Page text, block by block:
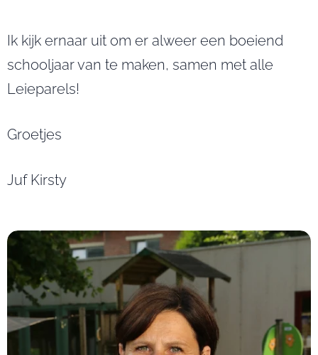
Ik kijk ernaar uit om er alweer een boeiend
schooljaar van te maken, samen met alle
Leieparels!
Groetjes
Juf Kirsty